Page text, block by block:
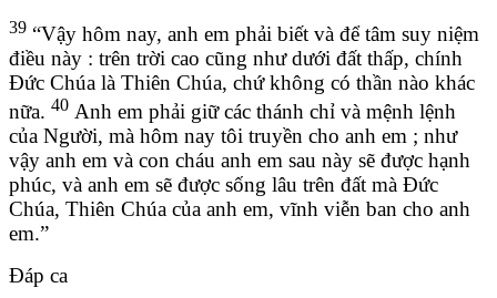
39 “Vậy hôm nay, anh em phải biết và để tâm suy niệm
điều này : trên trời cao cũng như dưới đất thấp, chính
Đức Chúa là Thiên Chúa, chứ không có thần nào khác
nữa. 40 Anh em phải giữ các thánh chỉ và mệnh lệnh
của Người, mà hôm nay tôi truyền cho anh em ; như
vậy anh em và con cháu anh em sau này sẽ được hạnh
phúc, và anh em sẽ được sống lâu trên đất mà Đức
Chúa, Thiên Chúa của anh em, vĩnh viễn ban cho anh
em.”
Đáp ca